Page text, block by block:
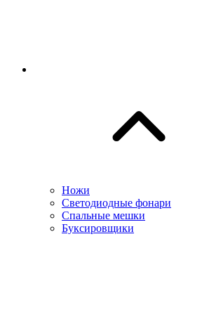
Ножи
Светодиодные фонари
Спальные мешки
Буксировщики